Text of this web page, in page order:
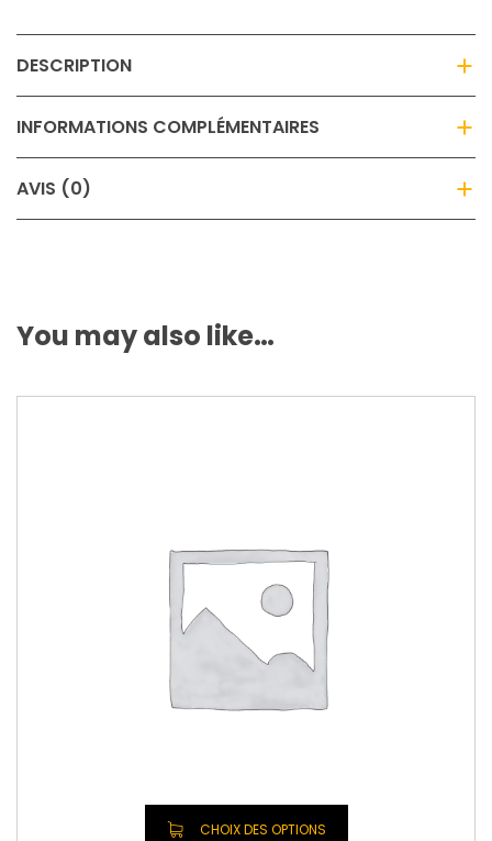
DESCRIPTION
INFORMATIONS COMPLÉMENTAIRES
AVIS (0)
You may also like…
CHOIX DES OPTIONS